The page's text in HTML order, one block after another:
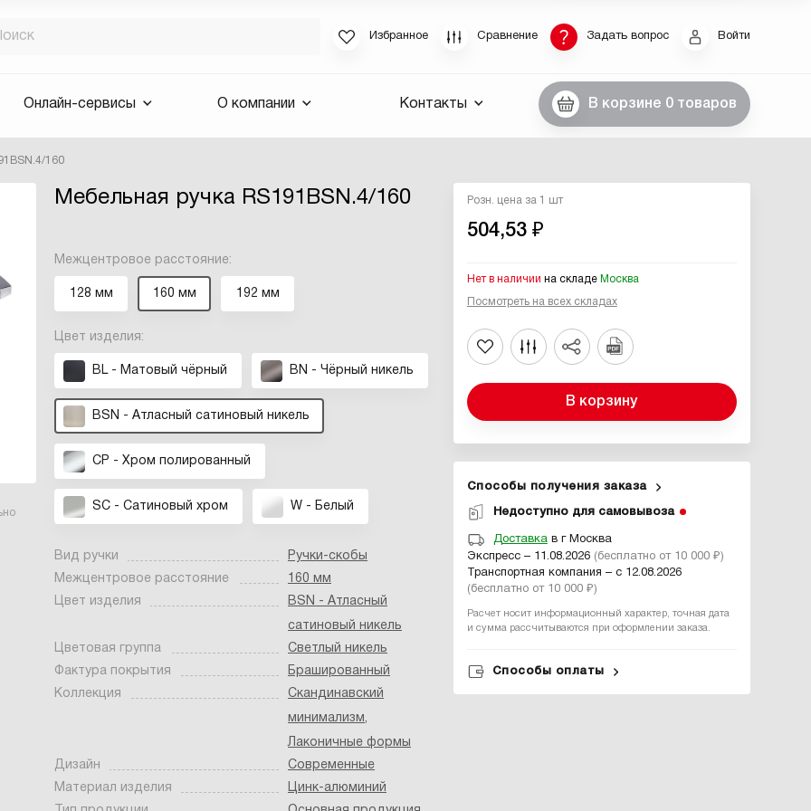
Избранное Сравнение Задать вопрос Войти
Онлайн-сервисы О компании Контакты В корзине 0 товаров
160
Мебельная ручка RS191BSN.4/160
Межцентровое расстояние:
128 мм 160 мм 192 мм
Цвет изделия:
BL - Матовый чёрный BN - Чёрный никель
BSN - Атласный сатиновый никель
CP - Хром полированный
SC - Сатиновый хром W - Белый
Вид ручки
Ручки-скобы
Межцентровое расстояние
160 мм
Цвет изделия
BSN - Атласный
сатиновый никель
Цветовая группа
Светлый никель
Фактура покрытия
Брашированный
Коллекция
Скандинавский
минимализм,
Лаконичные формы
Дизайн
Современные
Материал изделия
Цинк-алюминий
Розн. цена за 1 шт
504,53 ₽
Нет в наличии на складе Москва
Посмотреть на всех складах
В корзину
Способы получения заказа
Недоступно для самовывоза
Доставкав г Москва
Экспресс – 11.08.2026 (бесплатно от 10 000 ₽)
Транспортная компания – с 12.08.2026
(бесплатно от 10 000 ₽)
Расчет носит информационный характер, точная дата
и сумма рассчитываются при оформлении заказа.
Способы оплаты
Восстановление пароля
Если вы забыли пароль, введите E-Mail. Контрольная строка
для смены пароля, а также ваши регистрационные данные,
будут высланы вам по E-Mail.
Выслать ссылку для восстановления
Выслать